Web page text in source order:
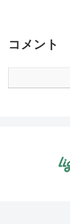
コメント